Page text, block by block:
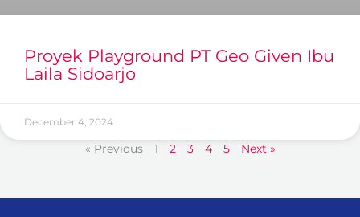
Proyek Playground PT Geo Given Ibu
Laila Sidoarjo
December 4, 2024
« Previous 1 2 3 4 5 Next »